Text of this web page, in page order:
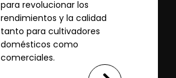
para revolucionar los
rendimientos y la calidad
tanto para cultivadores
domésticos como
comerciales.